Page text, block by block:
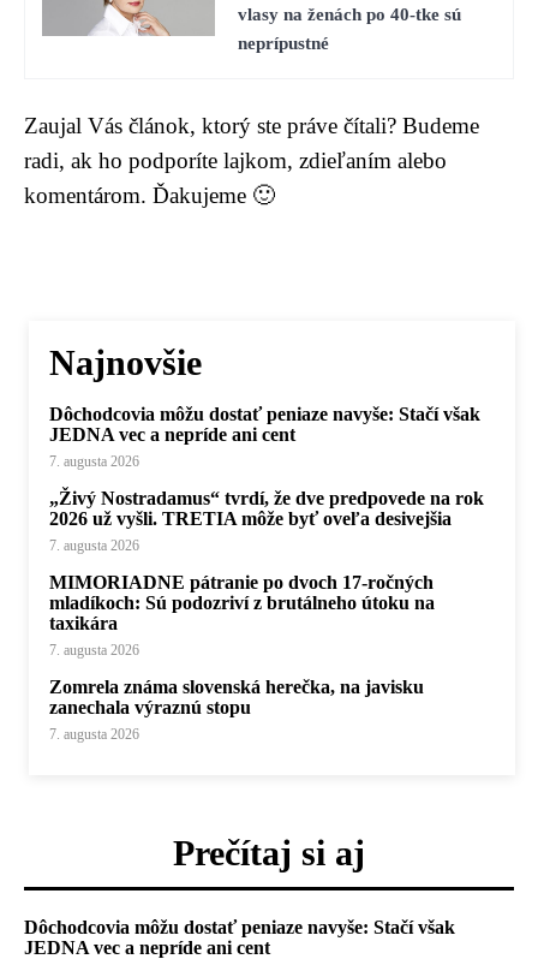
vlasy na ženách po 40-tke sú
neprípustné
Zaujal Vás článok, ktorý ste práve čítali? Budeme
radi, ak ho podporíte lajkom, zdieľaním alebo
komentárom. Ďakujeme 🙂
Najnovšie
Dôchodcovia môžu dostať peniaze navyše: Stačí však
JEDNA vec a nepríde ani cent
7. augusta 2026
„Živý Nostradamus“ tvrdí, že dve predpovede na rok
2026 už vyšli. TRETIA môže byť oveľa desivejšia
7. augusta 2026
MIMORIADNE pátranie po dvoch 17-ročných
mladíkoch: Sú podozriví z brutálneho útoku na
taxikára
7. augusta 2026
Zomrela známa slovenská herečka, na javisku
zanechala výraznú stopu
7. augusta 2026
Prečítaj si aj
Dôchodcovia môžu dostať peniaze navyše: Stačí však
JEDNA vec a nepríde ani cent